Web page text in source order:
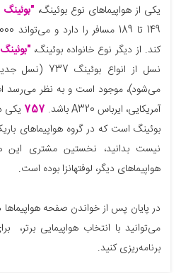
یکی از هواپیماهای نوع بوئینگ، "بوئینگ 727"
کند. از دیگر نوع خانواده بوئینگ،"بوئینگ 737"
نسل از انواع بوئینگ 737 (نسل جدید آن به
می‌شود)، موجود است و به نظر می‌رسد
آمریکایی، ایرباس A320 باشد.
757 یکی
بوئینگ است که در گروه هواپیماهای
نیست بدانید، نخستین مشتری این
هواپیماهای دیگر، لوفتهانزا بوده است.
در پایان پس از خواندن صفحه هواپیماها
می‌توانید با انتخاب هواپیمایی
برنامه‌ریزی کنید.